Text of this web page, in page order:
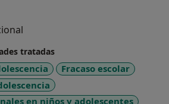
y que juntos llevemos a
eficaz
una breve información para que
tratadas
Fracaso escolar
en niños y adolescentes